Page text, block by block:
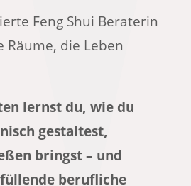
Feng Shui Beraterin
Räume, die Leben
lernst du, wie du
gestaltest,
bringst – und
berufliche